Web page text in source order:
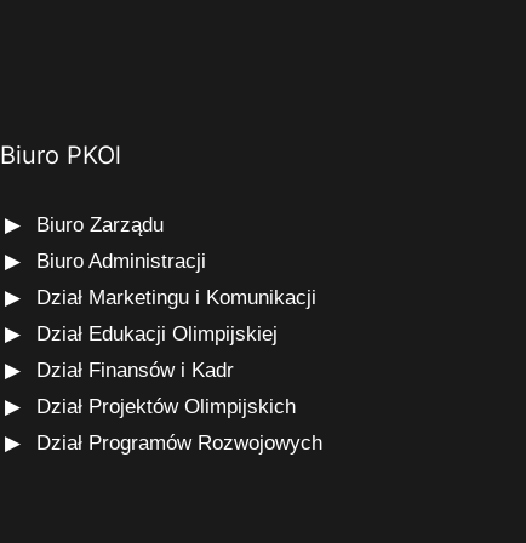
Biuro PKOl
Biuro Zarządu
Biuro Administracji
Dział Marketingu i Komunikacji
Dział Edukacji Olimpijskiej
Dział Finansów i Kadr
Dział Projektów Olimpijskich
Dział Programów Rozwojowych